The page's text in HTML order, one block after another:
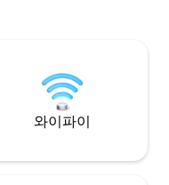
시의 야경을 감상
를 즐겨보세요.
와이파이